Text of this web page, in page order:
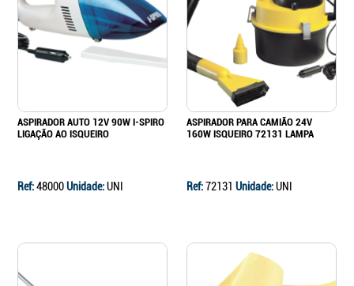
ASPIRADOR AUTO 12V 90W I-SPIRO
LIGAÇÃO AO ISQUEIRO
Ref:48000Unidade:UNI
ASPIRADOR PARA CAMIÃO 24V
160W ISQUEIRO 72131 LAMPA
Ref:72131 Unidade:UNI